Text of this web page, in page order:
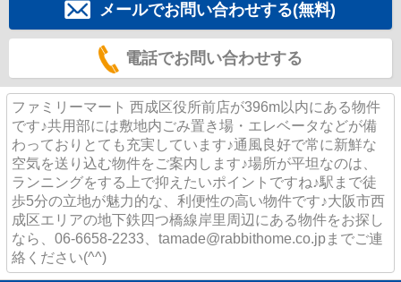
メールでお問い合わせする(無料)
電話でお問い合わせする
ファミリーマート 西成区役所前店が396m以内にある物件
です♪共用部には敷地内ごみ置き場・エレベータなどが備
わっておりとても充実しています♪通風良好で常に新鮮な
空気を送り込む物件をご案内します♪場所が平坦なのは、
ランニングをする上で抑えたいポイントですね♪駅まで徒
歩5分の立地が魅力的な、利便性の高い物件です♪大阪市西
成区エリアの地下鉄四つ橋線岸里周辺にある物件をお探し
なら、06-6658-2233、tamade@rabbithome.co.jpまでご連
絡ください(^^)